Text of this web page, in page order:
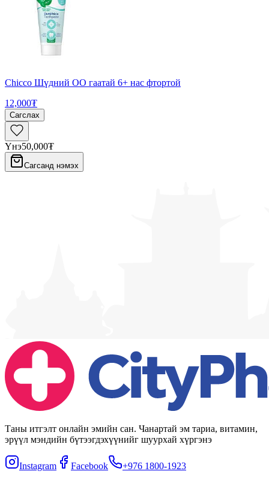
Chicco Шүдний ОО гаатай 6+ нас фтортой
12,000₮
Сагслах
Үнэ50,000₮
Сагсанд нэмэх
Таны итгэлт онлайн эмийн сан. Чанартай эм тариа, витамин,
эрүүл мэндийн бүтээгдэхүүнийг шуурхай хүргэнэ
Instagram Facebook
+976 1800-1923